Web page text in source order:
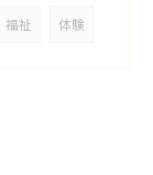
福祉 体験